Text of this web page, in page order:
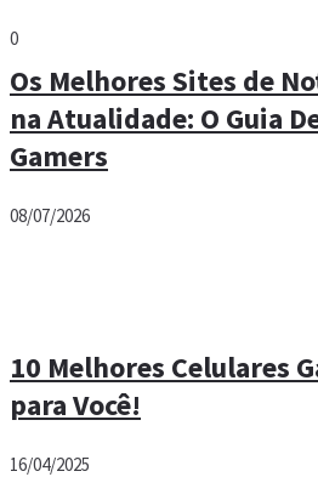
0
Os Melhores Sites de
na Atualidade: O Guia
Gamers
08/07/2026
10 Melhores Celulares
para Você!
16/04/2025